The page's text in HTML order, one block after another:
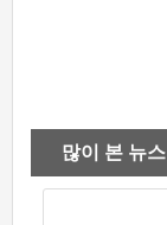
많이 본 뉴스